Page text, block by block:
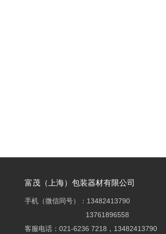
富茂（上海）包装器材有限公司
手机（微信同号）：13482413790
13761896558
客服电话：021-6236 7218，13482413790